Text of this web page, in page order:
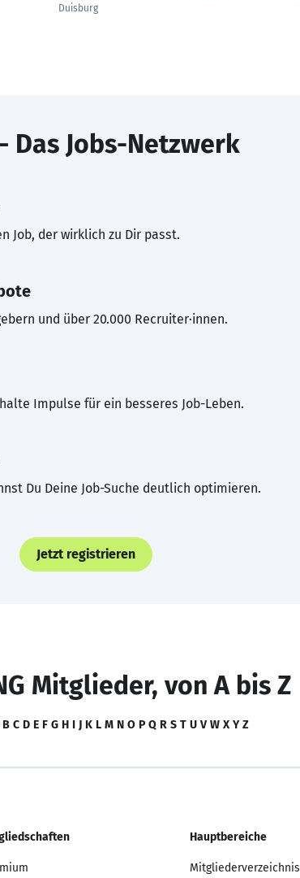
Duisburg
Das Jobs-Netzwerk
Job, der wirklich zu Dir passt.
und über 20.000 Recruiter·innen.
Impulse für ein besseres Job-Leben.
Du Deine Job-Suche deutlich optimieren.
Jetzt registrieren
Mitglieder, von A bis Z
B C D E F G H I J K L M N O P Q R S T U V W X Y Z
Hauptbereiche
Mitgliederverzeichnis